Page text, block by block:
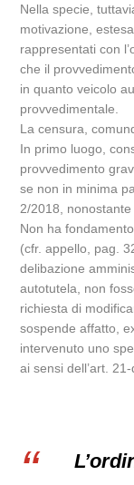
Nella specie,
motivazione,
rappresentati con
che il
in quanto veicolo
provvedimentale.
La censura,
In primo luogo,
provvedimento
se non in minima
2/2018,
Non ha
(cfr. appello, pag.
delibazione
autotutela, non
richiesta di
sospende affatto,
intervenuto uno
ai sensi dell’art.